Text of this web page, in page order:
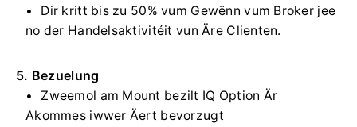
Dir kritt bis zu 50% vum Gewënn vum Broker jee
no der Handelsaktivitéit vun Äre Clienten.
5. Bezuelung
Zweemol am Mount bezilt IQ Option Är
Akommes iwwer Äert bevorzugt